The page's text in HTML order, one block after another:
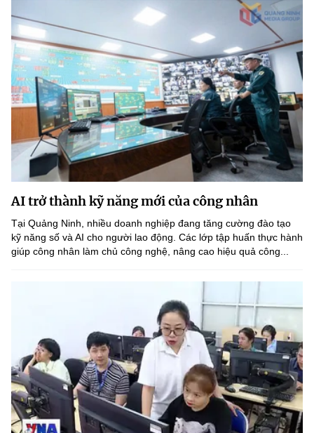
AI trở thành kỹ năng mới của công nhân
Tại Quảng Ninh, nhiều doanh nghiệp đang tăng cường đào tạo
kỹ năng số và AI cho người lao động. Các lớp tập huấn thực hành
giúp công nhân làm chủ công nghệ, nâng cao hiệu quả công...